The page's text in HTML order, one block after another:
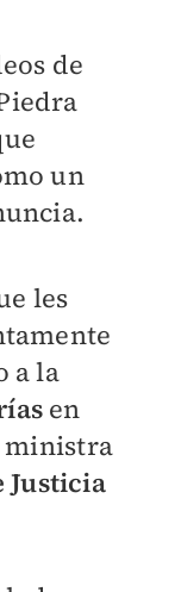
de
un
les
a la
en
ministra
Justicia